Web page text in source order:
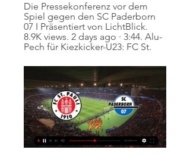
Die Pressekonferenz vor dem
Spiel gegen den SC Paderborn
07 I Präsentiert von LichtBlick.
8.9K views. 2 days ago · 3:44. Alu-
Pech für Kiezkicker-U23: FC St.